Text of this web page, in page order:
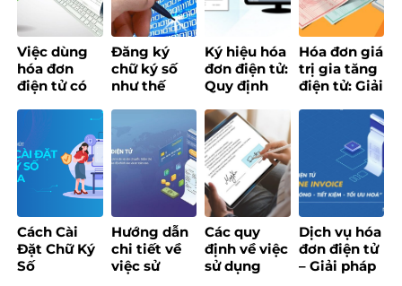
Việc dùng
hóa đơn
điện tử có
không?
Quy định
mới nhất
năm 2025
Đăng ký
chữ ký số
như thế
từ A đến Z
Ký hiệu hóa
đơn điện tử:
Quy định
Thông tư
32/2025/TT-
BTC
Hóa đơn giá
trị gia tăng
điện tử: Giải
nghiệp hiện
đại
Cách Cài
Đặt Chữ Ký
Số
Hướng dẫn
chi tiết về
việc sử
Các quy
định về việc
sử dụng
Dịch vụ hóa
đơn điện tử
– Giải pháp